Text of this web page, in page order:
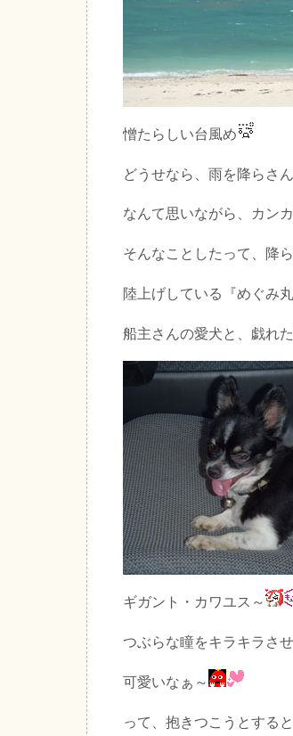
憎たらしい台風め
どうせなら、雨を降らさ
なんて思いながら、カン
そんなことしたって、降
陸上げしている『めぐみ
船主さんの愛犬と、戯れ
ギガント・カワユス～
つぶらな瞳をキラキラさ
可愛いなぁ～
って、抱きつこうとする